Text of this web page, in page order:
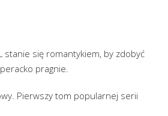
stanie się romantykiem, by zdobyć
pragnie.
Pierwszy tom popularnej serii